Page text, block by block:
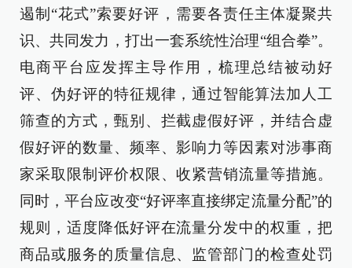
遏制“花式”索要好评，需要各责任主体凝聚共
识、共同发力，打出一套系统性治理“组合拳”。
电商平台应发挥主导作用，梳理总结被动好
评、伪好评的特征规律，通过智能算法加人工
筛查的方式，甄别、拦截虚假好评，并结合虚
假好评的数量、频率、影响力等因素对涉事商
家采取限制评价权限、收紧营销流量等措施。
同时，平台应改变“好评率直接绑定流量分配”的
规则，适度降低好评在流量分发中的权重，把
商品或服务的质量信息、监管部门的检查处罚